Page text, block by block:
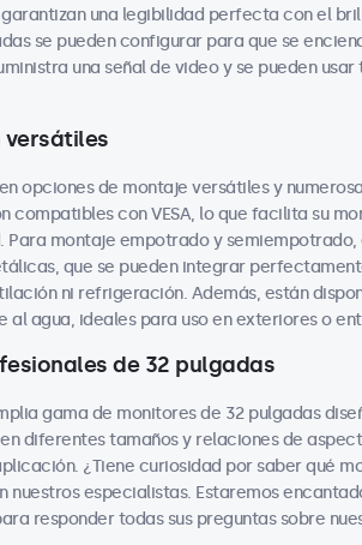
una legibilidad perfecta con el
se pueden configurar para que se
una señal de video y se pueden
versátiles
opciones de montaje versátiles y
compatibles con VESA, lo que facilita su
Para montaje empotrado y
que se pueden integrar
ni refrigeración. Además, están
agua, ideales para uso en exteriores o
de 32 pulgadas
gama de monitores de 32 pulgadas
diferentes tamaños y relaciones de
¿Tiene curiosidad por saber qué
nuestros especialistas. Estaremos
responder todas sus preguntas sobre